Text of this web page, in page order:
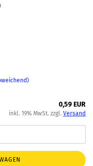
0,59 EUR
inkl. 19% MwSt. zzgl. Versand